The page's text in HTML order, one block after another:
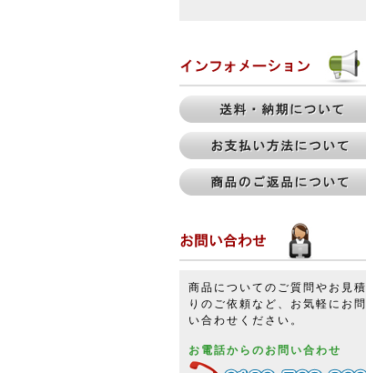
商品についてのご質問やお見積
りのご依頼など、お気軽にお問
い合わせください。
お電話からのお問い合わせ